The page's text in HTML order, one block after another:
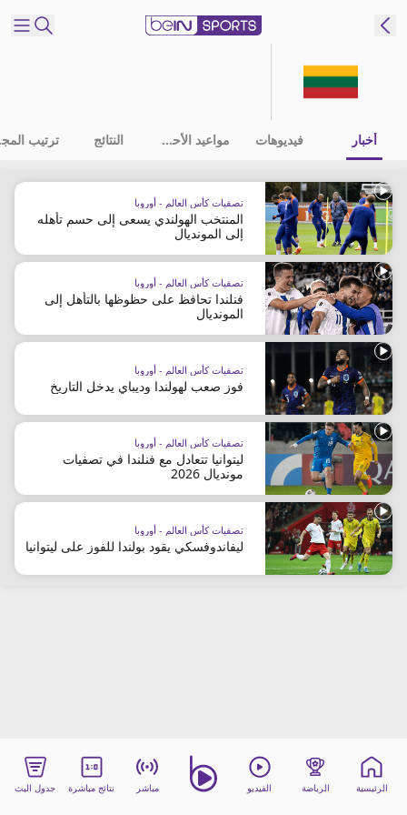
اللغة EN ع
إدارة
التنبيهات
انضم
إلى
قائمة
النشرة
الإخبارية
اتصل بنا
beIN CONNECT
beIN MEDIA GROUP
ترددات beIN SPORTS
الأسئلة الأكثر شيوعاً
دليل التلفاز
احصل على beIN
معلومات عن هذا الموقع
أخبار فيديوهات مواعيد الأحداث النتائج
تصفيات كأس العالم - أوروبا
المنتخب الهولندي يسعى إلى حسم تأهله
إلى المونديال
تصفيات كأس العالم - أوروبا
فنلندا تحافظ على حظوظها بالتأهل إلى
المونديال
تصفيات كأس العالم - أوروبا
فوز صعب لهولندا وديباي يدخل التاريخ
تصفيات كأس العالم - أوروبا
ليتوانيا تتعادل مع فنلندا في تصفيات
مونديال 2026
تصفيات كأس العالم - أوروبا
ليفاندوفسكي يقود بولندا للفوز على ليتوانيا
الرئيسية الرياضة الفيديو مباشر نتائج مباشرة جدول البث